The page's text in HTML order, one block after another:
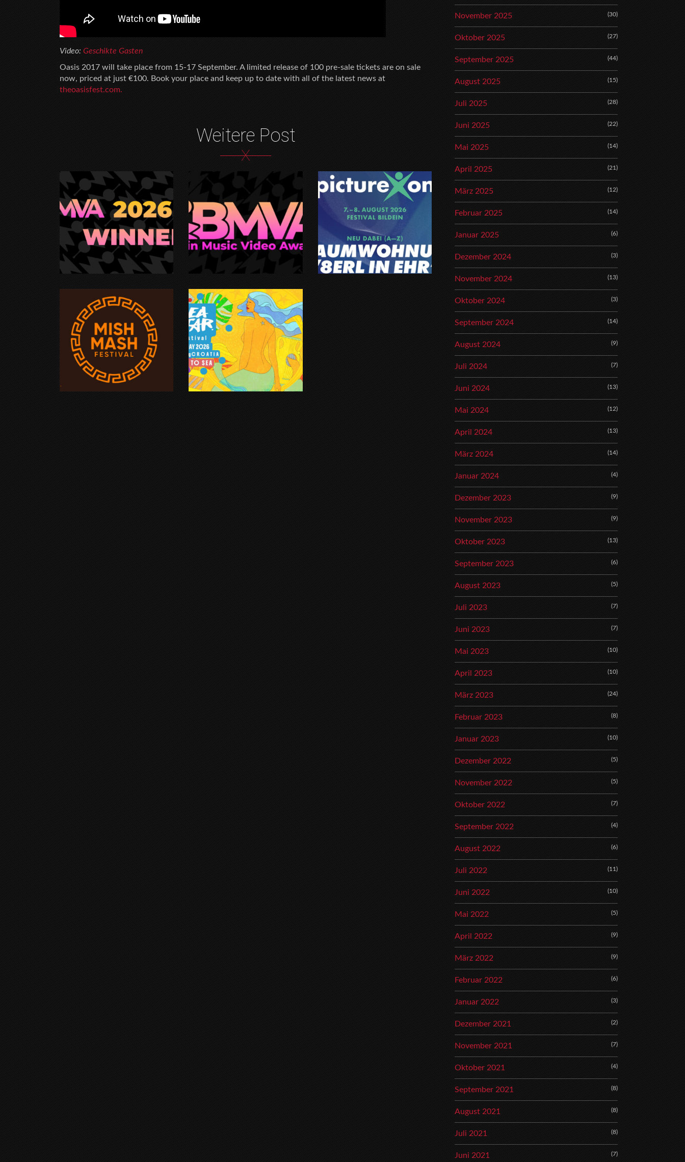
Video:Geschikte Gasten
Oasis 2017 will take place from 15-17 September. A limited release of 100 pre-sale tickets are on sale
now, priced at just €100. Book your place and keep up to date with all of the latest news at
theoasisfest.com.
Weitere Post
X
November 2025 (30)
Oktober 2025 (27)
September 2025 (44)
August 2025 (15)
Juli 2025 (28)
Juni 2025 (22)
Mai 2025 (14)
April 2025 (21)
März 2025 (12)
Februar 2025 (14)
Januar 2025 (6)
Dezember 2024 (3)
November 2024 (13)
Oktober 2024 (3)
September 2024 (14)
August 2024 (9)
Juli 2024 (7)
Juni 2024 (13)
Mai 2024 (12)
April 2024 (13)
März 2024 (14)
Januar 2024 (4)
Dezember 2023 (9)
November 2023 (9)
Oktober 2023 (13)
September 2023 (6)
August 2023 (5)
Juli 2023 (7)
Juni 2023 (7)
Mai 2023 (10)
April 2023 (10)
März 2023 (24)
Februar 2023 (8)
Januar 2023 (10)
Dezember 2022 (5)
November 2022 (5)
Oktober 2022 (7)
September 2022 (4)
August 2022 (6)
Juli 2022 (11)
Juni 2022 (10)
Mai 2022 (5)
April 2022 (9)
März 2022 (9)
Februar 2022 (6)
Januar 2022 (3)
Dezember 2021 (2)
November 2021 (7)
Oktober 2021 (4)
September 2021 (8)
August 2021 (8)
Juli 2021 (8)
Juni 2021 (7)